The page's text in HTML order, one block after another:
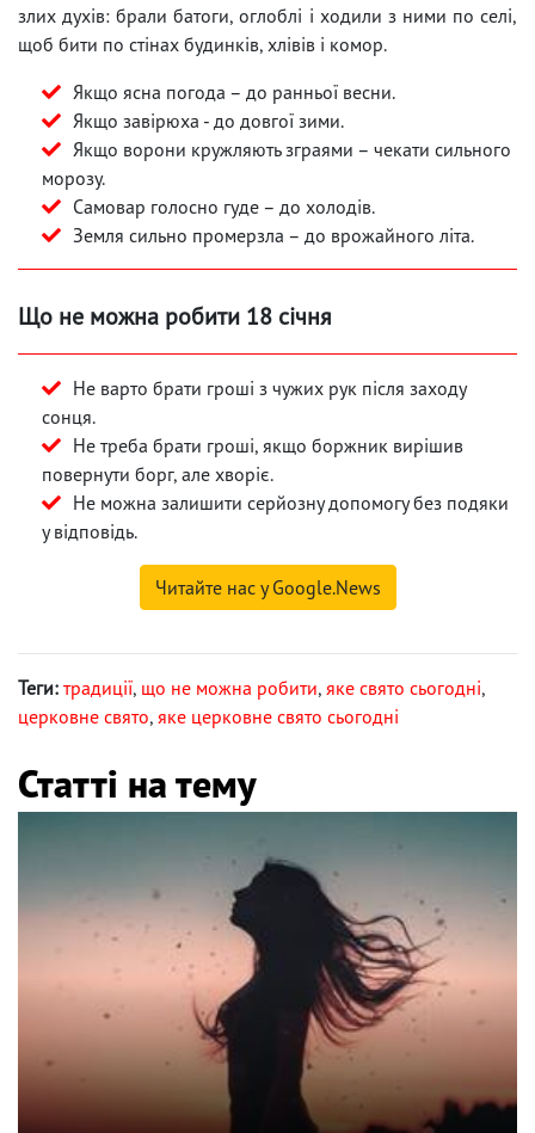
злих духів: брали батоги, оглоблі і ходили з ними по селі,
щоб бити по стінах будинків, хлівів і комор.
Якщо ясна погода – до ранньої весни.
Якщо завірюха - до довгої зими.
Якщо ворони кружляють зграями – чекати сильного
морозу.
Самовар голосно гуде – до холодів.
Земля сильно промерзла – до врожайного літа.
Що не можна робити 18 січня
Не варто брати гроші з чужих рук після заходу
сонця.
Не треба брати гроші, якщо боржник вирішив
повернути борг, але хворіє.
Не можна залишити серйозну допомогу без подяки
у відповідь.
Читайте нас у Google.News
Теги: традиції, що не можна робити, яке свято сьогодні,
церковне свято, яке церковне свято сьогодні
Статті на тему